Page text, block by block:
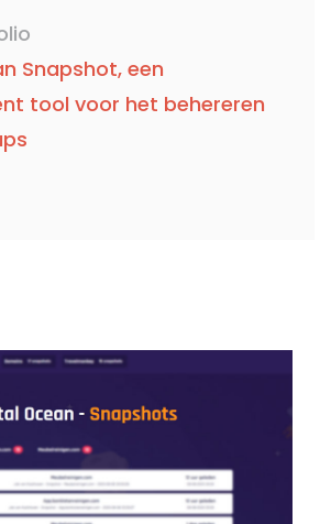
Snapshot, een
tool voor het behereren